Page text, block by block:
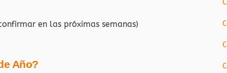
en las próximas semanas)
Año?